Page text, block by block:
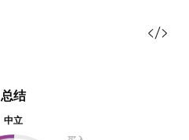
总结
中立